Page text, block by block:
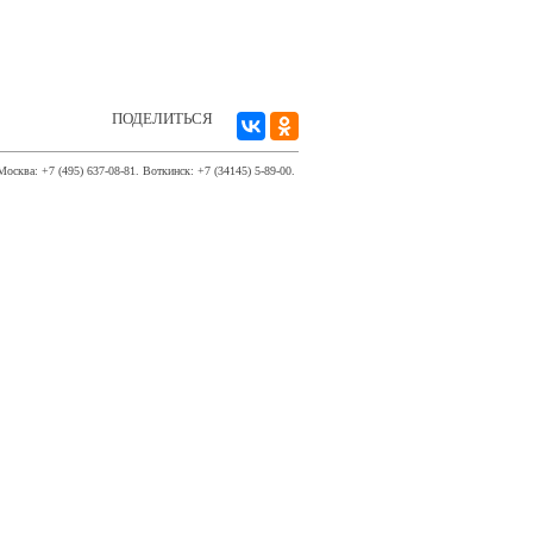
ПОДЕЛИТЬСЯ
+7 (495) 637-08-81. Воткинск: +7 (34145) 5-89-00.